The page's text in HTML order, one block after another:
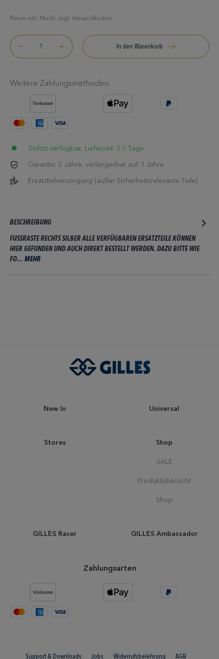
Preise inkl. MwSt. zzgl. Versandkosten
In den Warenkorb
Weitere Zahlungsmethoden:
Sofort verfügbar, Lieferzeit: 2-5 Tage
Garantie: 2 Jahre, verlängerbar auf 3 Jahre
Ersatzteilversorgung (außer Sicherheitsrelevante Teile)
BESCHREIBUNG
FUSSRASTE RECHTS SILBER ALLE VERFÜGBAREN ERSATZTEILE KÖNNEN
HIER GEFUNDEN UND AUCH DIREKT BESTELLT WERDEN. DAZU BITTE WIE
FO… MEHR
New In Universal
Stores Shop
SALE
Produktübersicht
Shop
GILLES Racer GILLES Ambassador
Zahlungsarten
Support & Downloads Jobs Widerrufsbelehrung AGB